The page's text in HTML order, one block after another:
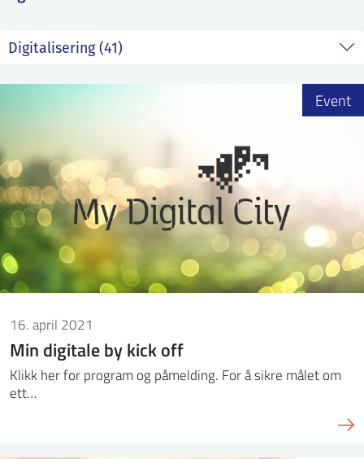
16. april 2021
Min digitale by kick off
Klikk her for program og påmelding. For å sikre målet om
ett…
Event